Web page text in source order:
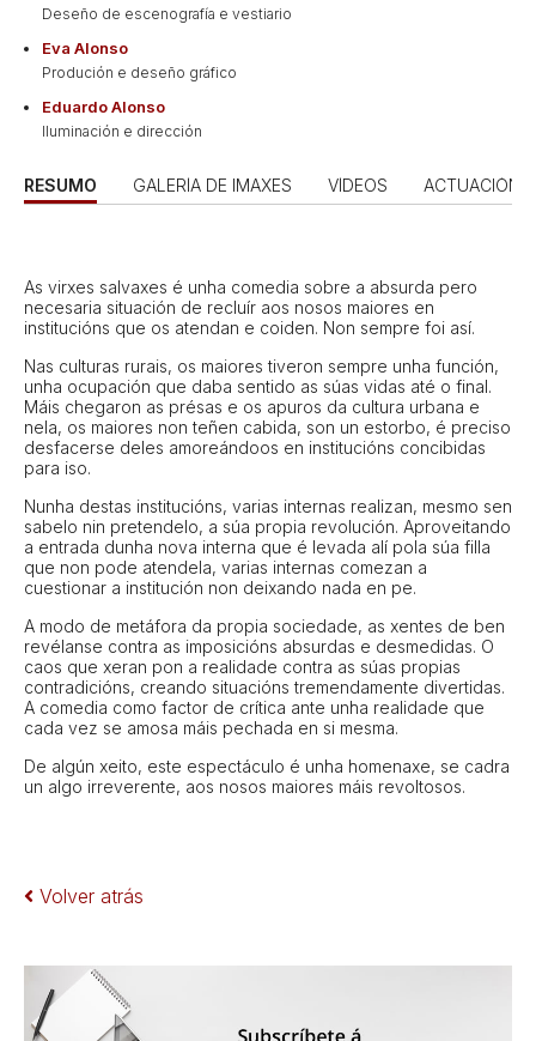
Deseño de escenografía e vestiario
Eva Alonso
Produción e deseño gráfico
Eduardo Alonso
Iluminación e dirección
RESUMO GALERÍA DE IMAXES VÍDEOS ACTUACIÓNS
As virxes salvaxes é unha comedia sobre a absurda pero
necesaria situación de recluír aos nosos maiores en
institucións que os atendan e coiden. Non sempre foi así.
Nas culturas rurais, os maiores tiveron sempre unha función,
unha ocupación que daba sentido as súas vidas até o final.
Máis chegaron as présas e os apuros da cultura urbana e
nela, os maiores non teñen cabida, son un estorbo, é preciso
desfacerse deles amoreándoos en institucións concibidas
para iso.
Nunha destas institucións, varias internas realizan, mesmo sen
sabelo nin pretendelo, a súa propia revolución. Aproveitando
a entrada dunha nova interna que é levada alí pola súa filla
que non pode atendela, varias internas comezan a
cuestionar a institución non deixando nada en pe.
A modo de metáfora da propia sociedade, as xentes de ben
revélanse contra as imposicións absurdas e desmedidas. O
caos que xeran pon a realidade contra as súas propias
contradicións, creando situacións tremendamente divertidas.
A comedia como factor de crítica ante unha realidade que
cada vez se amosa máis pechada en si mesma.
De algún xeito, este espectáculo é unha homenaxe, se cadra
un algo irreverente, aos nosos maiores máis revoltosos.
Volver atrás